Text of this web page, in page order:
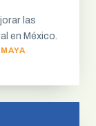
las
en México.